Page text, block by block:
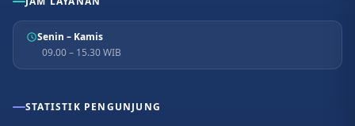
Senin – Kamis
09.00 – 15.30 WIB
STATISTIK PENGUNJUNG